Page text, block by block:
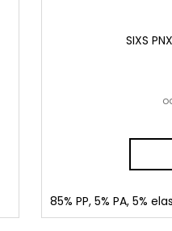
SIXS
85% PP, 5% PA, 5%